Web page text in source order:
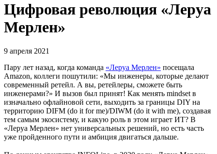
Цифровая революция «Леруа
Мерлен»
9 апреля 2021
Пару лет назад, когда команда «Леруа Мерлен» посещала
Amazon, коллеги пошутили: «Мы инженеры, которые делают
современный ретейл. А вы, ретейлеры, сможете быть
инженерами?» И вызов был принят! Как менять mindset в
изначально офлайновой сети, выходить за границы DIY на
территорию DIFM (do it for me)/DIWM (do it with me), создавая
тем самым экосистему, и какую роль в этом играет ИТ? В
«Леруа Мерлен» нет универсальных решений, но есть часть
уже пройденного пути и амбиция двигаться дальше.